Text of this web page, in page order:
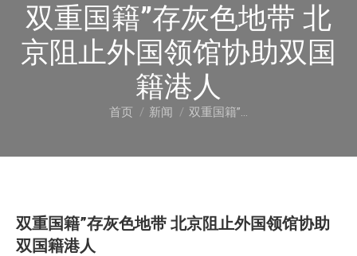
双重国籍”存灰色地带 北
京阻止外国领馆协助双国
籍港人
您在这里：
首页 新闻 双重国籍”…
双重国籍”存灰色地带 北京阻止外国领馆协助
双国籍港人